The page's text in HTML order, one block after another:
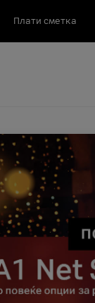
Плати сметка